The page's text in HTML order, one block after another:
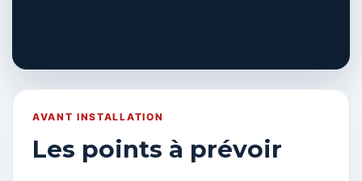
AVANT INSTALLATION
Les points à prévoir